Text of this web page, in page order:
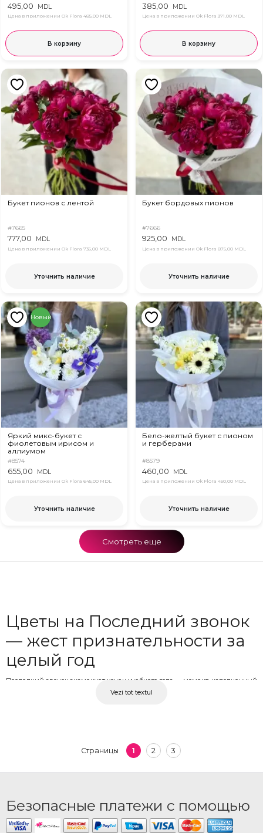
495,00 MDL
Цена в приложении Ok Flora 485,00 MDL
В корзину
385,00 MDL
Цена в приложении Ok Flora 371,00 MDL
В корзину
Букет пионов с лентой
#7665
777,00 MDL
Цена в приложении Ok Flora 735,00 MDL
Уточнить наличие
Букет бордовых пионов
#7666
925,00 MDL
Цена в приложении Ok Flora 875,00 MDL
Уточнить наличие
Новый
Яркий микс-букет с
фиолетовым ирисом и
аллиумом
#8574
655,00 MDL
Цена в приложении Ok Flora 645,00 MDL
Уточнить наличие
Бело-желтый букет с пионом
и герберами
#8579
460,00 MDL
Цена в приложении Ok Flora 450,00 MDL
Уточнить наличие
Смотреть еще
Цветы на Последний звонок
— жест признательности за
целый год
Последний звонок знаменует конец учебного года — момент, наполненный
эмоциями как для учеников, так и для учителей. Это день, когда труд,
цветочные аранжировки, специально подобранные для этого случая, в
разных моделях и цветовых сочетаниях, подходящих для любого учителя,
классного руководителя или дорогого человека из школьной жизни.
с доставкой вовремя
Vezi tot textul
Страницы 1 2 3
Безопасные платежи с помощью